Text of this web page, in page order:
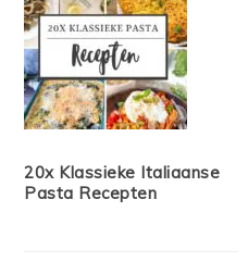
20x Klassieke Italiaanse
Pasta Recepten